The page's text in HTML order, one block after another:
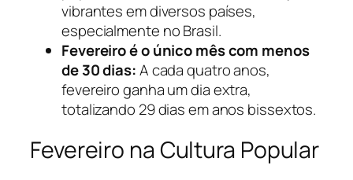
vibrantes em diversos países,
especialmente no Brasil.
Fevereiro é o único mês com menos
de 30 dias:A cada quatro anos,
fevereiro ganha um dia extra,
totalizando 29 dias em anos bissextos.
Fevereiro na Cultura Popular